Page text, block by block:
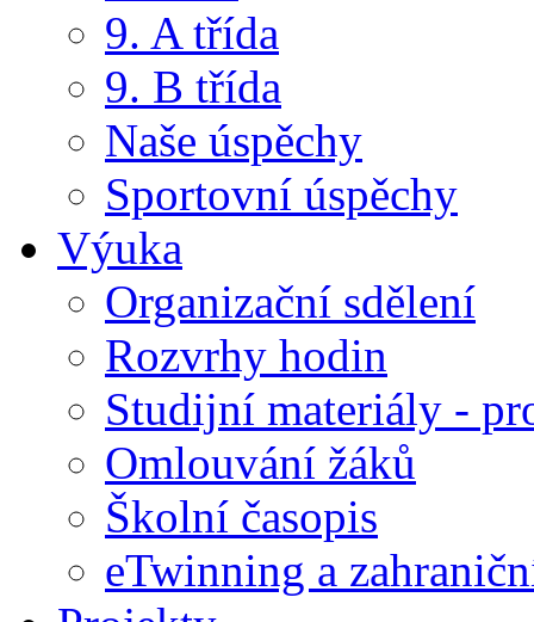
9. A třída
9. B třída
Naše úspěchy
Sportovní úspěchy
Výuka
Organizační sdělení
Rozvrhy hodin
Studijní materiály -
Omlouvání žáků
Školní časopis
eTwinning a